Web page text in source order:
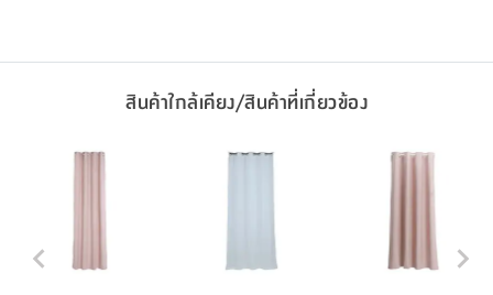
สินค้าใกล้เคียง/สินค้าที่เกี่ยวข้อง